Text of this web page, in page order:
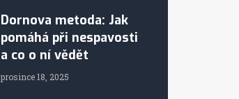
Dornova metoda: Jak
pomáhá při nespavosti
a co o ní vědět
prosince 18, 2025